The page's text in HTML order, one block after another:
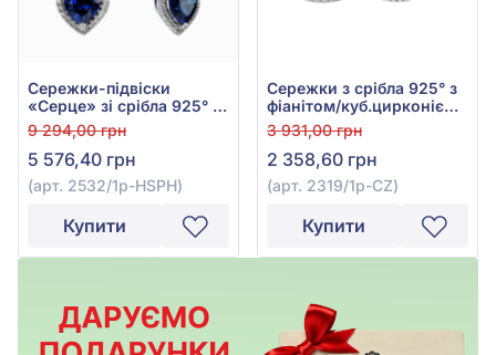
Сережки-підвіски
«Серце» зі срібла 925° із
синім сапфіром та
фіанітом, арт. 2532/1р-
HSPH
9 294,00 грн
5 576,40 грн
(арт. 2532/1р-HSPH)
Купити
Сережки з срібла 925° з
фіанітом/куб.цирконієм,
арт. 2319/1р-CZ
3 931,00 грн
2 358,60 грн
(арт. 2319/1р-CZ)
Купити